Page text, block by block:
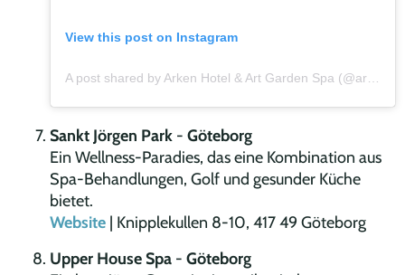
View this post on Instagram
Sankt Jörgen Park - Göteborg
Ein Wellness-Paradies, das eine Kombination aus
Spa-Behandlungen, Golf und gesunder Küche
bietet.
Website | Knipplekullen 8-10, 417 49 Göteborg
Upper House Spa - Göteborg